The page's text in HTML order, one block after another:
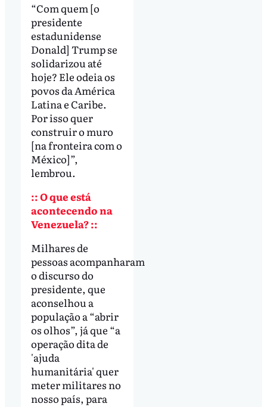
“Com quem [o
presidente
estadunidense
Donald] Trump se
solidarizou até
hoje? Ele odeia os
povos da América
Latina e Caribe.
Por isso quer
construir o muro
[na fronteira com o
México]”,
lembrou.
:: O que está
acontecendo na
Venezuela? ::
Milhares de
pessoas acompanharam
o discurso do
presidente, que
aconselhou a
população a “abrir
os olhos”, já que “a
operação dita de
'ajuda
humanitária' quer
meter militares no
nosso país, para